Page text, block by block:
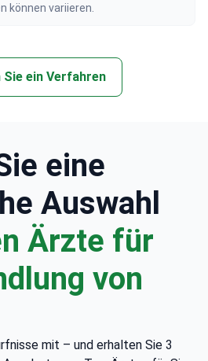
können variieren.
Sie ein Verfahren
eine
Auswahl
Ärzte für
von
mit – und erhalten Sie 3